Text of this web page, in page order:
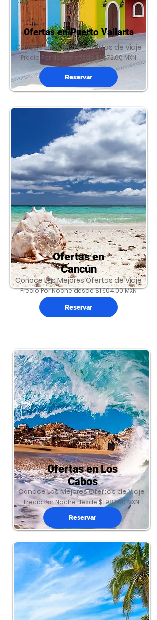
Conoce Las Mejores Ofertas de Viaje
Precio Por Noche desde $1,872.00 MXN
Ofertas en Puerto Vallarta
Reservar
Ofertas en
Cancún
Conoce Las Mejores Ofertas de Viaje
Precio Por Noche desde $1,604.00 MXN
Reservar
Ofertas en Los
Cabos
Conoce Las Mejores Ofertas de Viaje
Precio Por Noche desde $1,982.00 MXN
Reservar